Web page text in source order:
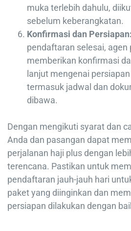
muka terlebih dahulu,
sebelum keberangkatan.
Konfirmasi dan Persiapan:
pendaftaran selesai, agen
memberikan konfirmasi
lanjut mengenai
termasuk jadwal dan
dibawa.
Dengan mengikuti syarat dan
Anda dan pasangan dapat
perjalanan haji plus dengan
terencana. Pastikan untuk
pendaftaran jauh-jauh hari
paket yang diinginkan dan
persiapan dilakukan dengan